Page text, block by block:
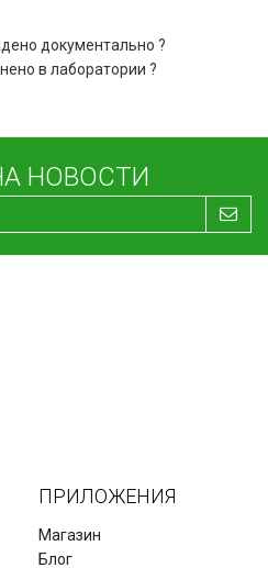
документально ?
в лаборатории ?
НОВОСТИ
ПРИЛОЖЕНИЯ
Магазин
Блог